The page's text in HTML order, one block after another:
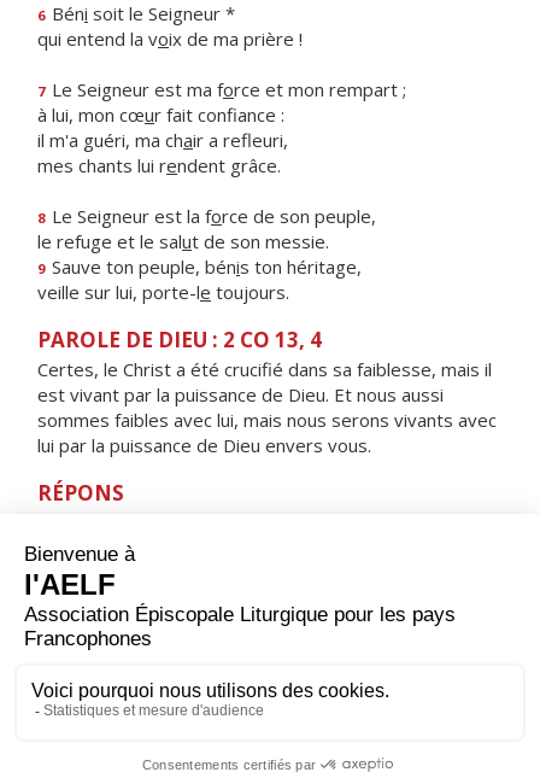
6 Béni soit le Seigneur *
qui entend la voix de ma prière !
7 Le Seigneur est ma force et mon rempart ;
à lui, mon cœur fait confiance :
il m'a guéri, ma chair a refleuri,
mes chants lui rendent grâce.
8 Le Seigneur est la force de son peuple,
le refuge et le salut de son messie.
9 Sauve ton peuple, bénis ton héritage,
veille sur lui, porte-le toujours.
PAROLE DE DIEU : 2 CO 13, 4
Certes, le Christ a été crucifié dans sa faiblesse, mais il
est vivant par la puissance de Dieu. Et nous aussi
sommes faibles avec lui, mais nous serons vivants avec
lui par la puissance de Dieu envers vous.
RÉPONS
fais-moi vivre selon ta parole.
ORAISON
Nous te prions, Seigneur Jésus Christ, à l’heure où tu fus
élevé sur la croix pour le rachat du monde et où les
toujours la lumière qui nous guidera jusqu’à la vraie vie.